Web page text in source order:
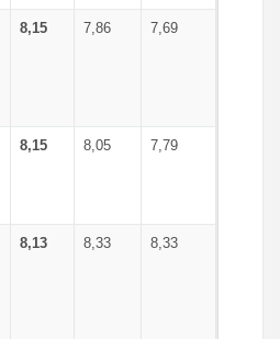
8,15 7,86 7,69
8,15 8,05 7,79
8,13 8,33 8,33